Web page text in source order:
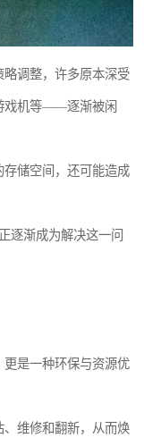
调整，许多原本深受
戏机等——逐渐被闲
储空间，还可能造成
逐渐成为解决这一问
是一种环保与资源优
维修和翻新，从而焕